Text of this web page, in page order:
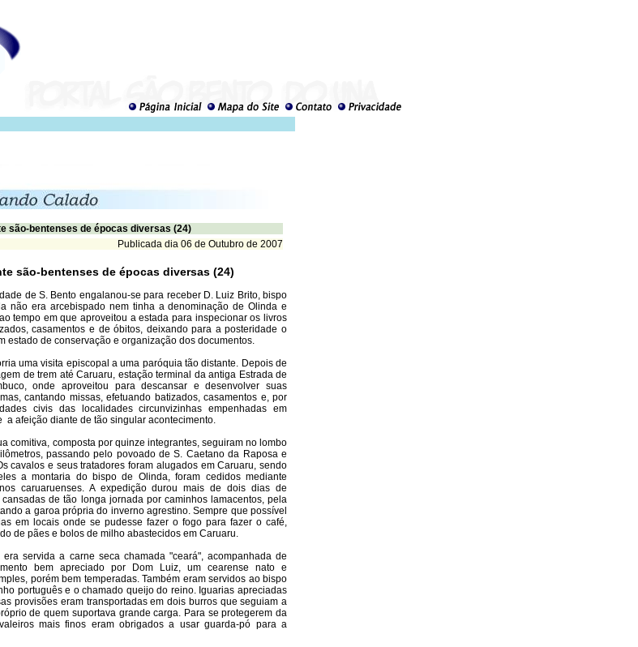
são-bentenses de épocas diversas (24)
Publicada dia 06 de Outubro de 2007
são-bentenses de épocas diversas (24)
de S. Bento engalanou-se para receber D. Luiz Brito, bispo
não era arcebispado nem tinha a denominação de Olinda e
tempo em que aproveitou a estada para inspecionar os livros
casamentos e de óbitos, deixando para a posteridade o
estado de conservação e organização dos documentos.
uma visita episcopal a uma paróquia tão distante. Depois de
de trem até Caruaru, estação terminal da antiga Estrada de
onde aproveitou para descansar e desenvolver suas
cantando missas, efetuando batizados, casamentos e, por
civis das localidades circunvizinhas empenhadas em
a afeição diante de tão singular acontecimento.
comitiva, composta por quinze integrantes, seguiram no lombo
passando pelo povoado de S. Caetano da Raposa e
cavalos e seus tratadores foram alugados em Caruaru, sendo
a montaria do bispo de Olinda, foram cedidos mediante
caruaruenses. A expedição durou mais de dois dias de
de tão longa jornada por caminhos lamacentos, pela
a garoa própria do inverno agrestino. Sempre que possível
em locais onde se pudesse fazer o fogo para fazer o café,
de pães e bolos de milho abastecidos em Caruaru.
era servida a carne seca chamada "ceará", acompanhada de
bem apreciado por Dom Luiz, um cearense nato e
porém bem temperadas. Também eram servidos ao bispo
português e o chamado queijo do reino. Iguarias apreciadas
provisões eram transportadas em dois burros que seguiam a
de quem suportava grande carga. Para se protegerem da
mais finos eram obrigados a usar guarda-pó para a